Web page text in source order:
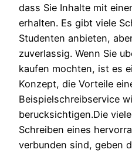
dass Sie Inhalte mit
erhalten. Es gibt viele
Studenten anbieten,
zuverlassig. Wenn Sie
kaufen mochten, ist es
Konzept, die Vorteile
Beispielschreibservice
berucksichtigen.Die
Schreiben eines
verbunden sind, geben